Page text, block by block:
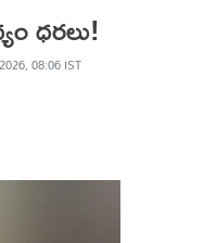
ధరలు!
08:06 IST